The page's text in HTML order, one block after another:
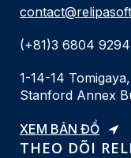
(+81)3 6804 9294
1-14-14
Stanford Annex
XEM BẢN ĐỒ
THEO DÕI